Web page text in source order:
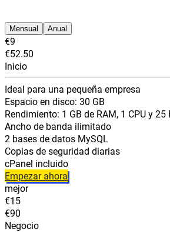
Mensual Anual
€9
€52.50
Inicio
Ideal para una pequeña empresa
Espacio en disco: 30 GB
Rendimiento: 1 GB de RAM, 1 CPU y
Ancho de banda ilimitado
2 bases de datos MySQL
Copias de seguridad diarias
cPanel incluido
Empezar ahora
mejor
€15
€90
Negocio